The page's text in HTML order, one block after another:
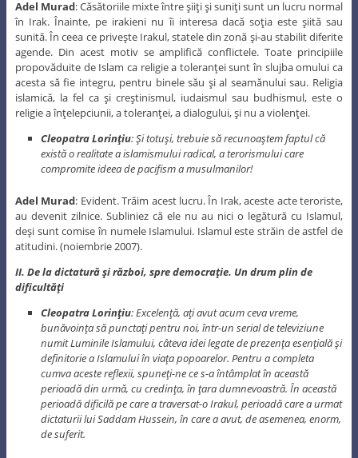
Adel Murad: Căsătoriile mixte între şiiţi şi suniţi sunt un lucru normal
în Irak. Înainte, pe irakieni nu îi interesa dacă soţia este şiită sau
sunită. În ceea ce priveşte Irakul, statele din zonă şi-au stabilit diferite
agende. Din acest motiv se amplifică conflictele. Toate principiile
propovăduite de Islam ca religie a toleranţei sunt în slujba omului ca
acesta să fie integru, pentru binele său şi al seamănului sau. Religia
islamică, la fel ca şi creştinismul, iudaismul sau budhismul, este o
religie a înţelepciunii, a toleranţei, a dialogului, şi nu a violenţei.
Cleopatra Lorinţiu: Şi totuşi, trebuie să recunoaştem faptul că
există o realitate a islamismului radical, a terorismului care
compromite ideea de pacifism a musulmanilor!
Adel Murad: Evident. Trăim acest lucru. În Irak, aceste acte teroriste,
au devenit zilnice. Subliniez că ele nu au nici o legătură cu Islamul,
deşi sunt comise în numele Islamului. Islamul este străin de astfel de
atitudini. (noiembrie 2007).
II. De la dictatură şi război, spre democraţie. Un drum plin de
dificultăţi
Cleopatra Lorinţiu: Excelenţă, aţi avut acum ceva vreme,
bunăvoinţa să punctaţi pentru noi, într-un serial de televiziune
numit Luminile Islamului, câteva idei legate de prezenţa esenţială şi
definitorie a Islamului în viaţa popoarelor. Pentru a completa
cumva aceste reflexii, spuneţi-ne ce s-a întâmplat în această
perioadă din urmă, cu credinţa, în ţara dumnevoastră. În această
perioadă dificilă pe care a traversat-o Irakul, perioadă care a urmat
dictaturii lui Saddam Hussein, în care a avut, de asemenea, enorm,
de suferit.